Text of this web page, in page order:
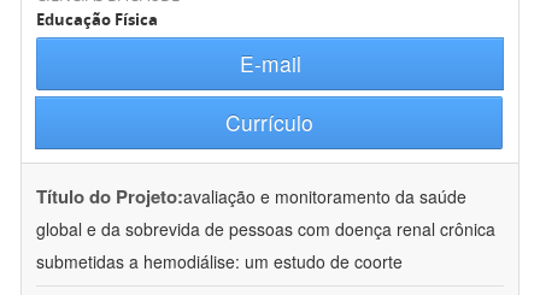
Educação Física
E-mail
Currículo
Título do Projeto:avaliação e monitoramento da saúde
global e da sobrevida de pessoas com doença renal crônica
submetidas a hemodiálise: um estudo de coorte